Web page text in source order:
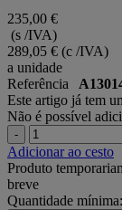
235,00 €
(s /IVA)
289,05 € (c /IVA)
a unidade
Referência
Este artigo já tem
Não é possível
-
Adicionar ao cesto
Produto
breve
Quantidade